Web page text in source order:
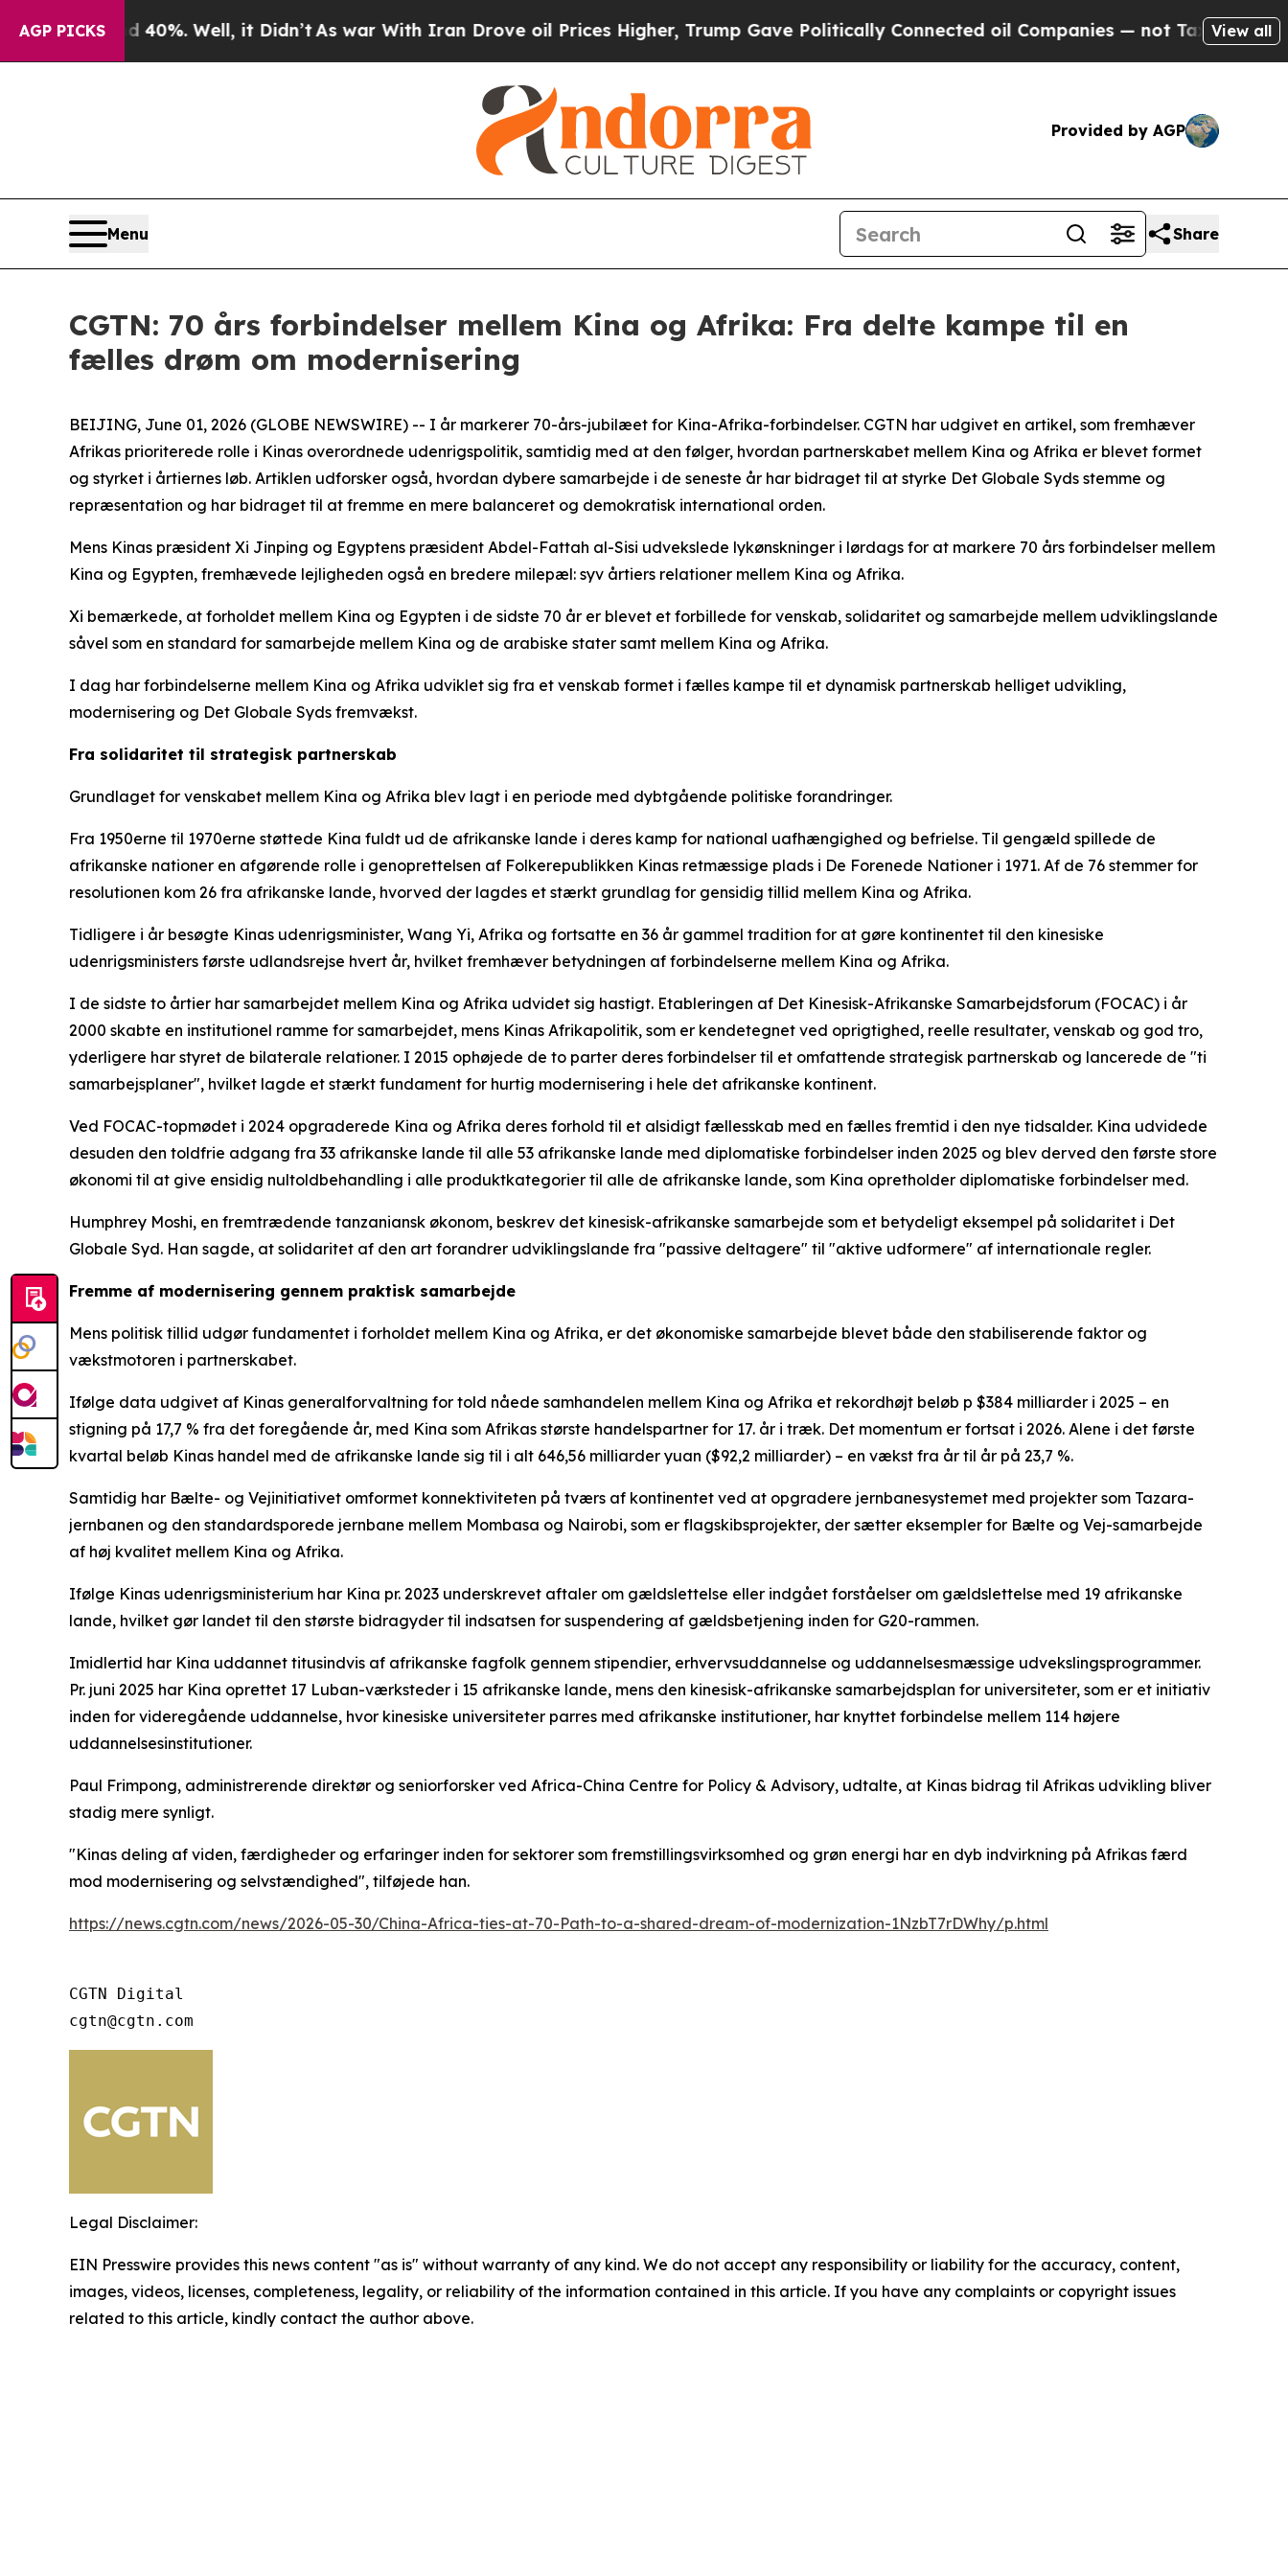
AGP PICKS
40%. Well, it Didn’tAs war With Iran Drove oil Prices Higher, Trump Gave Politically Connected oil Companies — not Taxpayers — theView all
Provided by AGP
Menu Share
CGTN: 70 års forbindelser mellem Kina og Afrika: Fra delte kampe til en
fælles drøm om modernisering
BEIJING, June 01, 2026 (GLOBE NEWSWIRE) -- I år markerer 70-års-jubilæet for Kina-Afrika-forbindelser. CGTN har udgivet en artikel, som fremhæver
Afrikas prioriterede rolle i Kinas overordnede udenrigspolitik, samtidig med at den følger, hvordan partnerskabet mellem Kina og Afrika er blevet formet
og styrket i årtiernes løb. Artiklen udforsker også, hvordan dybere samarbejde i de seneste år har bidraget til at styrke Det Globale Syds stemme og
repræsentation og har bidraget til at fremme en mere balanceret og demokratisk international orden.
Mens Kinas præsident Xi Jinping og Egyptens præsident Abdel-Fattah al-Sisi udvekslede lykønskninger i lørdags for at markere 70 års forbindelser mellem
Kina og Egypten, fremhævede lejligheden også en bredere milepæl: syv årtiers relationer mellem Kina og Afrika.
Xi bemærkede, at forholdet mellem Kina og Egypten i de sidste 70 år er blevet et forbillede for venskab, solidaritet og samarbejde mellem udviklingslande
såvel som en standard for samarbejde mellem Kina og de arabiske stater samt mellem Kina og Afrika.
I dag har forbindelserne mellem Kina og Afrika udviklet sig fra et venskab formet i fælles kampe til et dynamisk partnerskab helliget udvikling,
modernisering og Det Globale Syds fremvækst.
Fra solidaritet til strategisk partnerskab
Grundlaget for venskabet mellem Kina og Afrika blev lagt i en periode med dybtgående politiske forandringer.
Fra 1950erne til 1970erne støttede Kina fuldt ud de afrikanske lande i deres kamp for national uafhængighed og befrielse. Til gengæld spillede de
afrikanske nationer en afgørende rolle i genoprettelsen af Folkerepublikken Kinas retmæssige plads i De Forenede Nationer i 1971. Af de 76 stemmer for
resolutionen kom 26 fra afrikanske lande, hvorved der lagdes et stærkt grundlag for gensidig tillid mellem Kina og Afrika.
Tidligere i år besøgte Kinas udenrigsminister, Wang Yi, Afrika og fortsatte en 36 år gammel tradition for at gøre kontinentet til den kinesiske
udenrigsministers første udlandsrejse hvert år, hvilket fremhæver betydningen af forbindelserne mellem Kina og Afrika.
I de sidste to årtier har samarbejdet mellem Kina og Afrika udvidet sig hastigt. Etableringen af Det Kinesisk-Afrikanske Samarbejdsforum (FOCAC) i år
2000 skabte en institutionel ramme for samarbejdet, mens Kinas Afrikapolitik, som er kendetegnet ved oprigtighed, reelle resultater, venskab og god tro,
yderligere har styret de bilaterale relationer. I 2015 ophøjede de to parter deres forbindelser til et omfattende strategisk partnerskab og lancerede de "ti
samarbejsplaner", hvilket lagde et stærkt fundament for hurtig modernisering i hele det afrikanske kontinent.
Ved FOCAC-topmødet i 2024 opgraderede Kina og Afrika deres forhold til et alsidigt fællesskab med en fælles fremtid i den nye tidsalder. Kina udvidede
desuden den toldfrie adgang fra 33 afrikanske lande til alle 53 afrikanske lande med diplomatiske forbindelser inden 2025 og blev derved den første store
økonomi til at give ensidig nultoldbehandling i alle produktkategorier til alle de afrikanske lande, som Kina opretholder diplomatiske forbindelser med.
Humphrey Moshi, en fremtrædende tanzaniansk økonom, beskrev det kinesisk-afrikanske samarbejde som et betydeligt eksempel på solidaritet i Det
Globale Syd. Han sagde, at solidaritet af den art forandrer udviklingslande fra "passive deltagere" til "aktive udformere" af internationale regler.
Fremme af modernisering gennem praktisk samarbejde
Mens politisk tillid udgør fundamentet i forholdet mellem Kina og Afrika, er det økonomiske samarbejde blevet både den stabiliserende faktor og
vækstmotoren i partnerskabet.
Ifølge data udgivet af Kinas generalforvaltning for told nåede samhandelen mellem Kina og Afrika et rekordhøjt beløb p $384 milliarder i 2025 – en
stigning på 17,7 % fra det foregående år, med Kina som Afrikas største handelspartner for 17. år i træk. Det momentum er fortsat i 2026. Alene i det første
kvartal beløb Kinas handel med de afrikanske lande sig til i alt 646,56 milliarder yuan ($92,2 milliarder) – en vækst fra år til år på 23,7 %.
Samtidig har Bælte- og Vejinitiativet omformet konnektiviteten på tværs af kontinentet ved at opgradere jernbanesystemet med projekter som Tazara-
jernbanen og den standardsporede jernbane mellem Mombasa og Nairobi, som er flagskibsprojekter, der sætter eksempler for Bælte og Vej-samarbejde
af høj kvalitet mellem Kina og Afrika.
Ifølge Kinas udenrigsministerium har Kina pr. 2023 underskrevet aftaler om gældslettelse eller indgået forståelser om gældslettelse med 19 afrikanske
lande, hvilket gør landet til den største bidragyder til indsatsen for suspendering af gældsbetjening inden for G20-rammen.
Imidlertid har Kina uddannet titusindvis af afrikanske fagfolk gennem stipendier, erhvervsuddannelse og uddannelsesmæssige udvekslingsprogrammer.
Pr. juni 2025 har Kina oprettet 17 Luban-værksteder i 15 afrikanske lande, mens den kinesisk-afrikanske samarbejdsplan for universiteter, som er et initiativ
inden for videregående uddannelse, hvor kinesiske universiteter parres med afrikanske institutioner, har knyttet forbindelse mellem 114 højere
uddannelsesinstitutioner.
Paul Frimpong, administrerende direktør og seniorforsker ved Africa-China Centre for Policy & Advisory, udtalte, at Kinas bidrag til Afrikas udvikling bliver
stadig mere synligt.
"Kinas deling af viden, færdigheder og erfaringer inden for sektorer som fremstillingsvirksomhed og grøn energi har en dyb indvirkning på Afrikas færd
mod modernisering og selvstændighed", tilføjede han.
https://news.cgtn.com/news/2026-05-30/China-Africa-ties-at-70-Path-to-a-shared-dream-of-modernization-1NzbT7rDWhy/p.html
CGTN Digital
cgtn@cgtn.com
Legal Disclaimer:
EIN Presswire provides this news content "as is" without warranty of any kind. We do not accept any responsibility or liability for the accuracy, content,
images, videos, licenses, completeness, legality, or reliability of the information contained in this article. If you have any complaints or copyright issues
related to this article, kindly contact the author above.